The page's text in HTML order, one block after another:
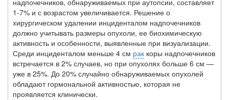
надпочечников, обнаруживаемых при аутопсии, составляет
1-7% и с возрастом увеличивается. Решение о
хирургическом удалении инциденталом надпочечников
должно учитывать размеры опухоли, ее биохимическую
активность и особенности, выявленные при визуализации.
Среди инциденталом меньше 4 см рак коры надпочечников
встречается в 2% случаев, но при опухолях больше 6 см —
уже в 25%. До 20% случайно обнаруживаемых опухолей
обладают гормональной активностью, которая не
проявляется клинически.